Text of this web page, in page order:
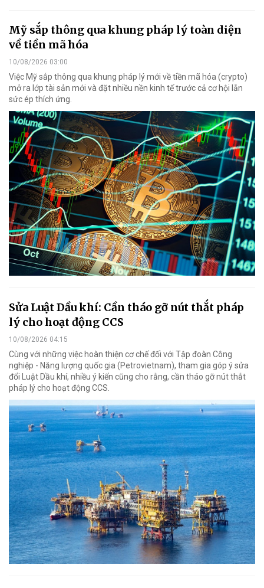
Mỹ sắp thông qua khung pháp lý toàn diện
về tiền mã hóa
10/08/2026 03:00
Việc Mỹ sắp thông qua khung pháp lý mới về tiền mã hóa (crypto)
mở ra lớp tài sản mới và đặt nhiều nền kinh tế trước cả cơ hội lẫn
sức ép thích ứng.
Sửa Luật Dầu khí: Cần tháo gỡ nút thắt pháp
lý cho hoạt động CCS
10/08/2026 04:15
Cùng với những việc hoàn thiện cơ chế đối với Tập đoàn Công
nghiệp - Năng lượng quốc gia (Petrovietnam), tham gia góp ý sửa
đổi Luật Dầu khí, nhiều ý kiến cũng cho rằng, cần tháo gỡ nút thắt
pháp lý cho hoạt động CCS.